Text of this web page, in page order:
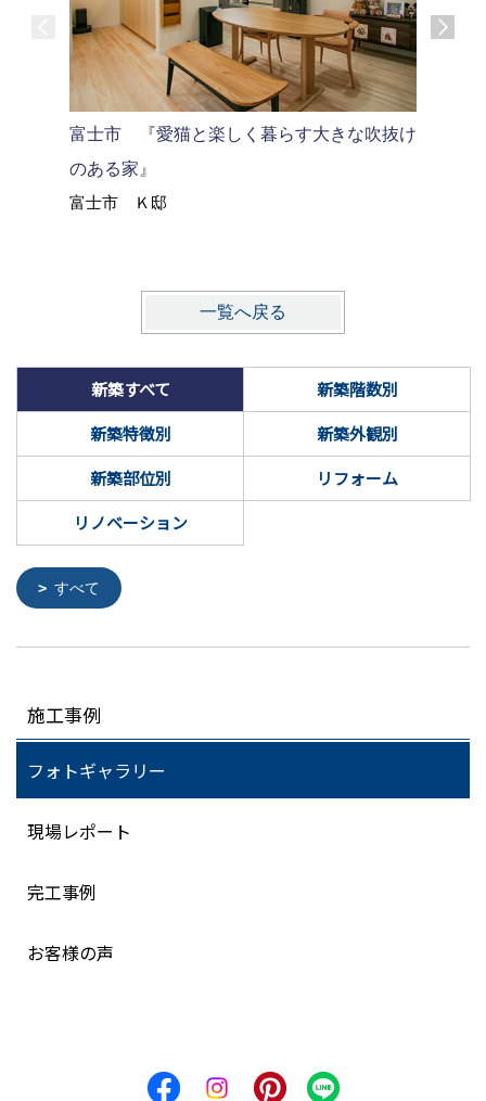
富士市 『愛猫と楽しく暮らす大きな吹抜け
のある家』
富士市 Ｋ邸
一覧へ戻る
新築すべて
新築階数別
新築特徴別
新築外観別
新築部位別
リフォーム
リノベーション
すべて
施工事例
フォトギャラリー
現場レポート
完工事例
お客様の声